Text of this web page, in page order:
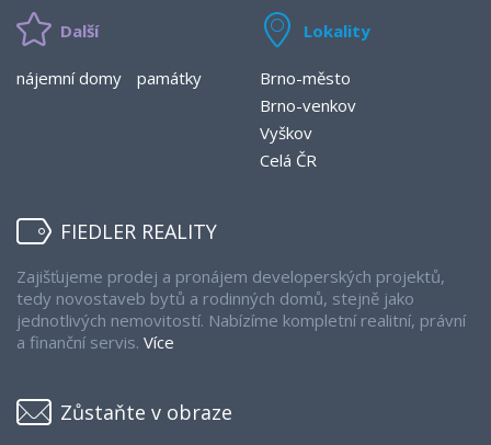
Další
nájemní domy památky
Lokality
Brno-město
Brno-venkov
Vyškov
Celá ČR
FIEDLER REALITY
Zajišťujeme prodej a pronájem developerských projektů,
tedy novostaveb bytů a rodinných domů, stejně jako
jednotlivých nemovitostí. Nabízíme kompletní realitní, právní
a finanční servis. Více
Zůstaňte v obraze